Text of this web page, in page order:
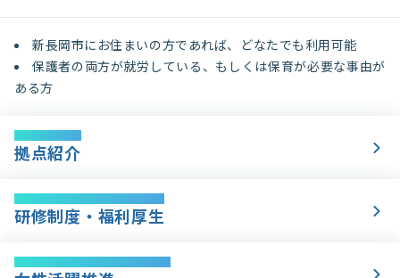
新長岡市にお住まいの方であれば、どなたでも利用可能
保護者の両方が就労している、もしくは保育が必要な事由が
ある方
拠点紹介
研修制度・福利厚生